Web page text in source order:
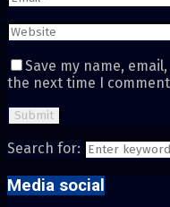
Save my name,
the next time I
Search for:
Media social